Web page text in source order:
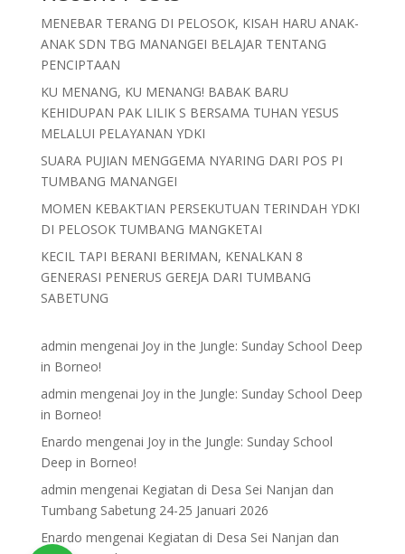
MENEBAR TERANG DI PELOSOK, KISAH HARU ANAK-
ANAK SDN TBG MANANGEI BELAJAR TENTANG
PENCIPTAAN
KU MENANG, KU MENANG! BABAK BARU
KEHIDUPAN PAK LILIK S BERSAMA TUHAN YESUS
MELALUI PELAYANAN YDKI
SUARA PUJIAN MENGGEMA NYARING DARI POS PI
TUMBANG MANANGEI
MOMEN KEBAKTIAN PERSEKUTUAN TERINDAH YDKI
DI PELOSOK TUMBANG MANGKETAI
KECIL TAPI BERANI BERIMAN, KENALKAN 8
GENERASI PENERUS GEREJA DARI TUMBANG
SABETUNG
admin mengenai Joy in the Jungle: Sunday School Deep
in Borneo!
admin mengenai Joy in the Jungle: Sunday School Deep
in Borneo!
Enardo mengenai Joy in the Jungle: Sunday School
Deep in Borneo!
admin mengenai Kegiatan di Desa Sei Nanjan dan
Tumbang Sabetung 24-25 Januari 2026
Enardo mengenai Kegiatan di Desa Sei Nanjan dan